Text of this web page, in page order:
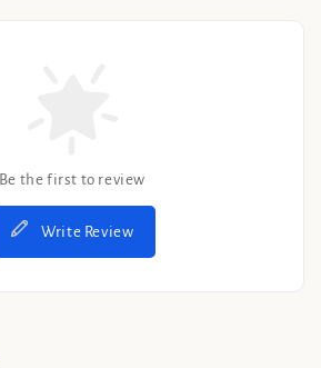
Be the first to review
Write Review